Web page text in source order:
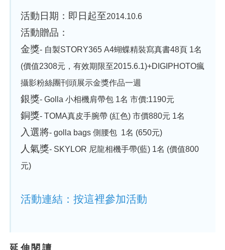
活動日期：即日起至2014.10.6
活動贈品：
金獎- 自製STORY365 A4蝴蝶精裝寫真書48頁 1名
(價值2308元，有效期限至2015.6.1)+DIGIPHOTO瘋
攝影粉絲團刊頭展示金獎作品一週
銀獎- Golla 小相機肩帶包 1名 市價:1190元
銅獎- TOMA真皮手腕帶 (紅色) 市價880元 1名
入選將- golla bags 側腰包 1名 (650元)
人氣獎- SKYLOR 尼龍相機手帶(藍) 1名 (價值800
元)
活動連結：按這裡參加活動